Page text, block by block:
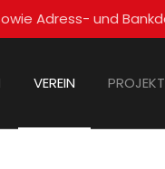
Adress- und
VEREIN